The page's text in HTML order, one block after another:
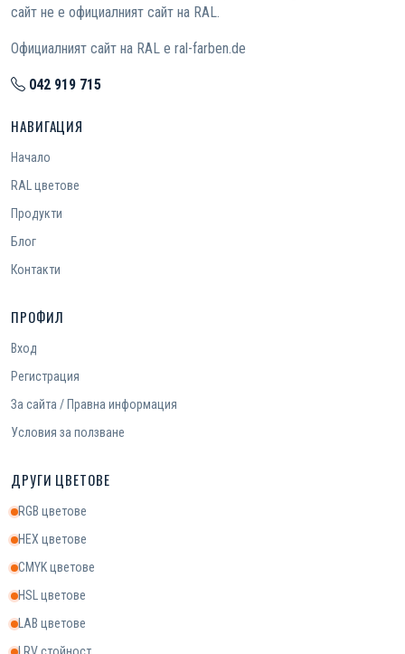
сайт не е официалният сайт на RAL.
Официалният сайт на RAL е ral-farben.de
042 919 715
НАВИГАЦИЯ
Начало
RAL цветове
Продукти
Блог
Контакти
ПРОФИЛ
Вход
Регистрация
За сайта / Правна информация
Условия за ползване
ДРУГИ ЦВЕТОВЕ
RGB цветове
HEX цветове
CMYK цветове
HSL цветове
LAB цветове